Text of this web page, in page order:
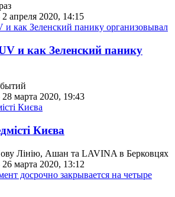
2 апреля 2020, 14:15
и как Зеленский панику
28 марта 2020, 19:43
Києва
Лінію, Ашан та LAVINA в Берковцях
26 марта 2020, 13:12